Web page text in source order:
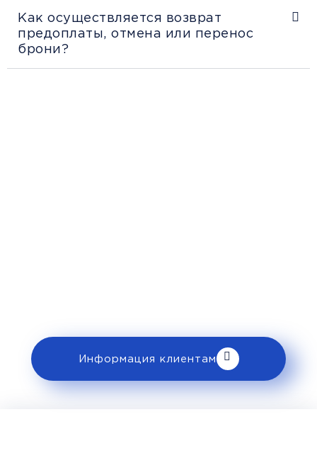
Как осуществляется возврат
предоплаты, отмена или перенос
брони?
Информация клиентам